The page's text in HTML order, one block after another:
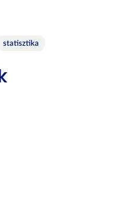
statisztika